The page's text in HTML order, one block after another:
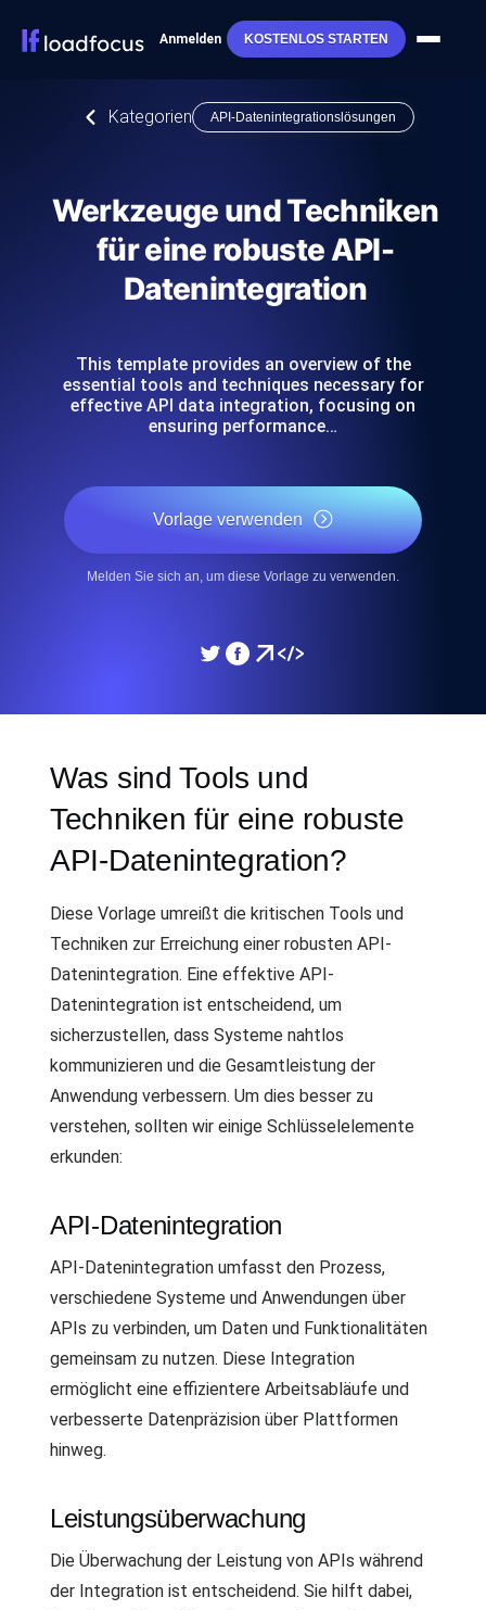
Anmelden KOSTENLOS STARTEN
Kategorien API-Datenintegrationslösungen
Werkzeuge und Techniken
für eine robuste API-
Datenintegration
This template provides an overview of the
essential tools and techniques necessary for
effective API data integration, focusing on
ensuring performance…
Vorlage verwenden
Melden Sie sich an, um diese Vorlage zu verwenden.
Was sind Tools und
Techniken für eine robuste
API-Datenintegration?
Diese Vorlage umreißt die kritischen Tools und
Techniken zur Erreichung einer robusten API-
Datenintegration. Eine effektive API-
Datenintegration ist entscheidend, um
sicherzustellen, dass Systeme nahtlos
kommunizieren und die Gesamtleistung der
Anwendung verbessern. Um dies besser zu
verstehen, sollten wir einige Schlüsselelemente
erkunden:
API-Datenintegration
API-Datenintegration umfasst den Prozess,
verschiedene Systeme und Anwendungen über
APIs zu verbinden, um Daten und Funktionalitäten
gemeinsam zu nutzen. Diese Integration
ermöglicht eine effizientere Arbeitsabläufe und
verbesserte Datenpräzision über Plattformen
hinweg.
Leistungsüberwachung
Die Überwachung der Leistung von APIs während
der Integration ist entscheidend. Sie hilft dabei,